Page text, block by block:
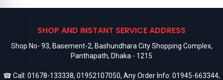
SHOP AND INSTANT SERVICE ADDRESS
Shop No- 93, Basement-2, Bashundhara City Shopping Complex,
Panthapath, Dhaka - 1215
☎ Call: 01678-133338, 01952107050, Any Order Info: 01945-663344,